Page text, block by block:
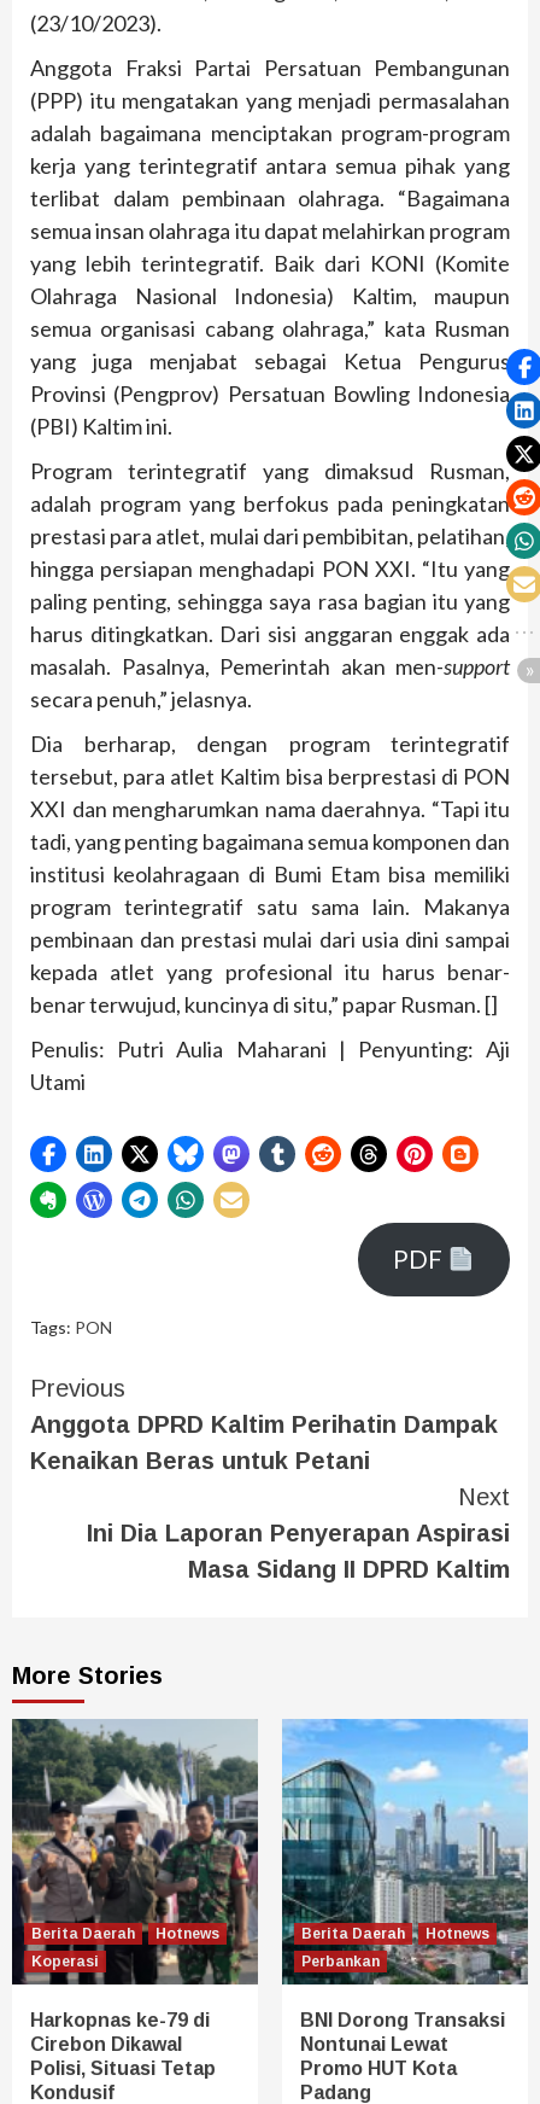
(23/10/2023).
Anggota Fraksi Partai Persatuan Pembangunan
(PPP) itu mengatakan yang menjadi permasalahan
adalah bagaimana menciptakan program-program
kerja yang terintegratif antara semua pihak yang
terlibat dalam pembinaan olahraga. “Bagaimana
semua insan olahraga itu dapat melahirkan program
yang lebih terintegratif. Baik dari KONI (Komite
Olahraga Nasional Indonesia) Kaltim, maupun
semua organisasi cabang olahraga,” kata Rusman
yang juga menjabat sebagai Ketua Pengurus
Provinsi (Pengprov) Persatuan Bowling Indonesia
(PBI) Kaltim ini.
Program terintegratif yang dimaksud Rusman,
adalah program yang berfokus pada peningkatan
prestasi para atlet, mulai dari pembibitan, pelatihan,
hingga persiapan menghadapi PON XXI. “Itu yang
paling penting, sehingga saya rasa bagian itu yang
harus ditingkatkan. Dari sisi anggaran enggak ada
masalah. Pasalnya, Pemerintah akan men-support
secara penuh,” jelasnya.
Dia berharap, dengan program terintegratif
tersebut, para atlet Kaltim bisa berprestasi di PON
XXI dan mengharumkan nama daerahnya. “Tapi itu
tadi, yang penting bagaimana semua komponen dan
institusi keolahragaan di Bumi Etam bisa memiliki
program terintegratif satu sama lain. Makanya
pembinaan dan prestasi mulai dari usia dini sampai
kepada atlet yang profesional itu harus benar-
benar terwujud, kuncinya di situ,” papar Rusman. []
Penulis: Putri Aulia Maharani | Penyunting: Aji
Utami
PDF
Tags: PON
Previous
Anggota DPRD Kaltim Perihatin Dampak
Kenaikan Beras untuk Petani
Next
Ini Dia Laporan Penyerapan Aspirasi
Masa Sidang II DPRD Kaltim
More Stories
Berita Daerah
Hotnews
Koperasi
Harkopnas ke-79 di
Cirebon Dikawal
Polisi, Situasi Tetap
Kondusif
Berita Daerah
Hotnews
Perbankan
BNI Dorong Transaksi
Nontunai Lewat
Promo HUT Kota
Padang